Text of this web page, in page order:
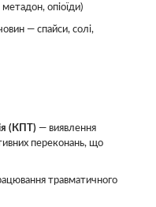
опіоїди)
— спайси, солі,
(КПТ) — виявлення
переконань, що
травматичного